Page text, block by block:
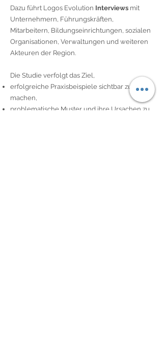
Dazu führt Logos Evolution Interviews mit
Unternehmern, Führungskräften,
Mitarbeitern, Bildungseinrichtungen, sozialen
Organisationen, Verwaltungen und weiteren
Akteuren der Region.
Die Studie verfolgt das Ziel,
erfolgreiche Praxisbeispiele sichtbar zu
machen,
problematische Muster und ihre Ursachen zu